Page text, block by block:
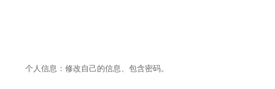
个人信息：修改自己的信息、包含密码。